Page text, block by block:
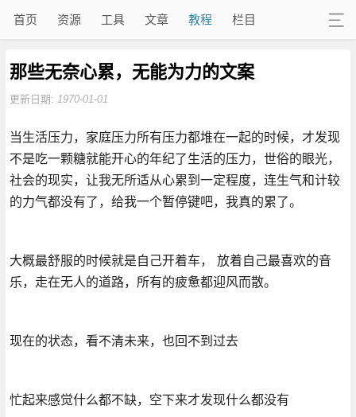
首页 资源 工具 文章 教程 栏目
那些无奈心累，无能为力的文案
更新日期: 1970-01-01
当生活压力，家庭压力所有压力都堆在一起的时候，才发现
不是吃一颗糖就能开心的年纪了生活的压力，世俗的眼光，
社会的现实，让我无所适从心累到一定程度，连生气和计较
的力气都没有了，给我一个暂停键吧，我真的累了。
大概最舒服的时候就是自己开着车， 放着自己最喜欢的音
乐，走在无人的道路，所有的疲惫都迎风而散。
现在的状态，看不清未来，也回不到过去
忙起来感觉什么都不缺，空下来才发现什么都没有